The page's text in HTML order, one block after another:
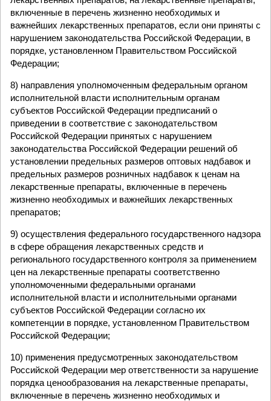
включенные в перечень жизненно необходимых и
важнейших лекарственных препаратов, если они приняты с
нарушением законодательства Российской Федерации, в
порядке, установленном Правительством Российской
Федерации;
8) направления уполномоченным федеральным органом
исполнительной власти исполнительным органам
субъектов Российской Федерации предписаний о
приведении в соответствие с законодательством
Российской Федерации принятых с нарушением
законодательства Российской Федерации решений об
установлении предельных размеров оптовых надбавок и
предельных размеров розничных надбавок к ценам на
лекарственные препараты, включенные в перечень
жизненно необходимых и важнейших лекарственных
препаратов;
9) осуществления федерального государственного надзора
в сфере обращения лекарственных средств и
регионального государственного контроля за применением
цен на лекарственные препараты соответственно
уполномоченными федеральными органами
исполнительной власти и исполнительными органами
субъектов Российской Федерации согласно их
компетенции в порядке, установленном Правительством
Российской Федерации;
10) применения предусмотренных законодательством
Российской Федерации мер ответственности за нарушение
порядка ценообразования на лекарственные препараты,
включенные в перечень жизненно необходимых и